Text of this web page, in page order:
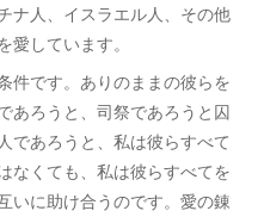
ナ人、イスラエル人、その他
しています。
件です。ありのままの彼らを
あろうと、司祭であろうと囚
であろうと、私は彼らすべて
なくても、私は彼らすべてを
いに助け合うのです。愛の錬